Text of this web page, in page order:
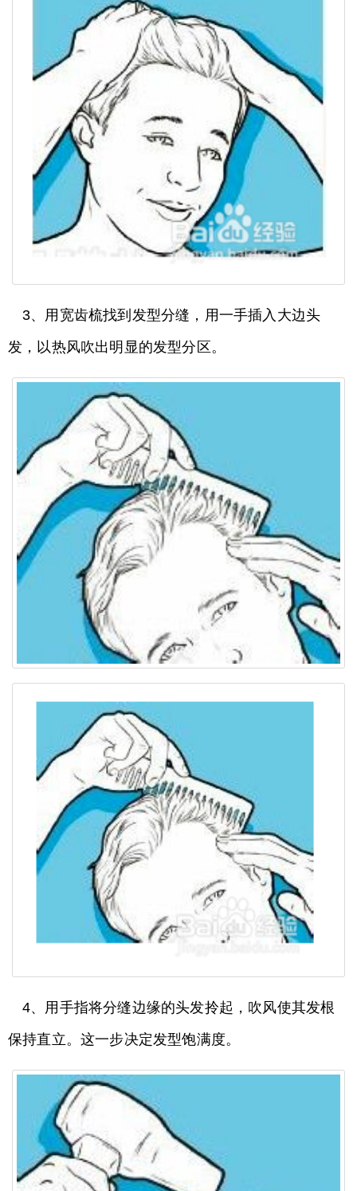
3、用宽齿梳找到发型分缝，用一手插入大边头
发，以热风吹出明显的发型分区。
4、用手指将分缝边缘的头发拎起，吹风使其发根
保持直立。这一步决定发型饱满度。